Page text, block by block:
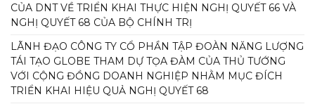
CỦA DNT VỀ TRIỂN KHAI THỰC HIỆN NGHỊ QUYẾT 66 VÀ
NGHỊ QUYẾT 68 CỦA BỘ CHÍNH TRỊ
LÃNH ĐẠO CÔNG TY CỔ PHẦN TẬP ĐOÀN NĂNG LƯỢNG
TÁI TẠO GLOBE THAM DỰ TỌA ĐÀM CỦA THỦ TƯỚNG
VỚI CỘNG ĐỒNG DOANH NGHIỆP NHẰM MỤC ĐÍCH
TRIỂN KHAI HIỆU QUẢ NGHỊ QUYẾT 68